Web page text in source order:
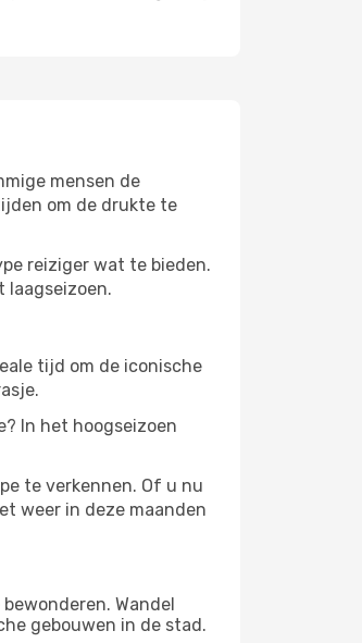
mensen de
om de drukte te
reiziger wat te bieden.
laagseizoen.
tijd om de iconische
In het hoogseizoen
te verkennen. Of u nu
weer in deze maanden
Wandel
gebouwen in de stad.